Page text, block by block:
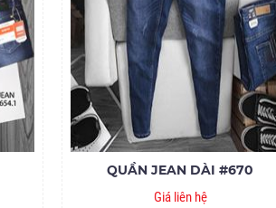
QUẦN JEAN DÀI #670
Giá liên hệ